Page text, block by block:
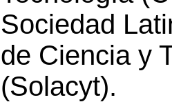
Sociedad
de Ciencia y
(Solacyt).